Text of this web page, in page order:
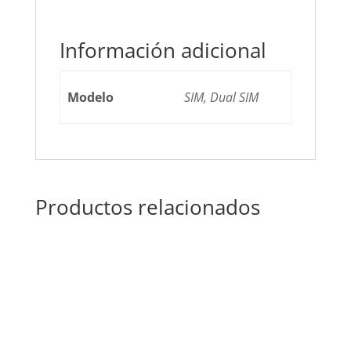
Información adicional
Modelo SIM, Dual SIM
Productos relacionados